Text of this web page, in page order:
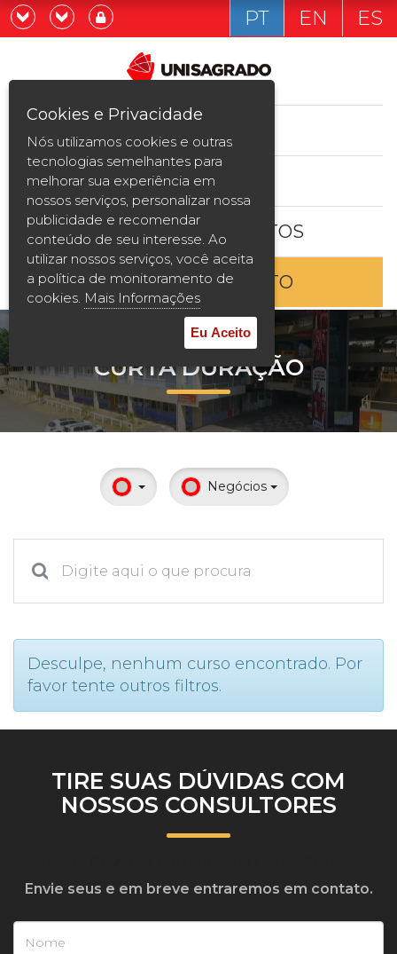
Graduação
Pós-graduação e MBA
Curta Duração
Vestibular
2ª Graduação
Transferência
Reingresso
Prouni
Desconto de pontualidade
Calendário acadêmico
Internacionalização
UATI
Já sou estudande
Quero ser estudante
PT EN ES
ESTUDE AQUI
BOLSAS E DESCONTOS
ENTRE EM CONTATO
CURTA DURAÇÃO
Negócios
Desculpe, nenhum curso encontrado. Por
favor tente outros filtros.
TIRE SUAS DÚVIDAS COM
NOSSOS CONSULTORES
Envie seus e em breve entraremos em contato.
Cookies e Privacidade
Nós utilizamos cookies e outras
tecnologias semelhantes para
melhorar sua experiência em
nossos serviços, personalizar nossa
publicidade e recomendar
conteúdo de seu interesse. Ao
utilizar nossos serviços, você aceita
a política de monitoramento de
cookies. Mais Informações
Eu Aceito